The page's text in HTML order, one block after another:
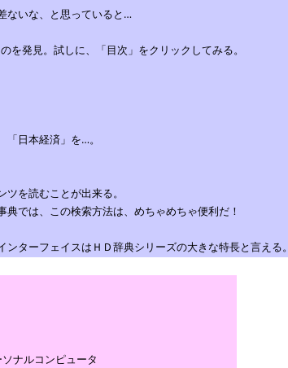
ないな、と思っていると…
発見。試しに、「目次」をクリックしてみる。
日本経済」を…。
を読むことが出来る。
では、この検索方法は、めちゃめちゃ便利だ！
ターフェイスはＨＤ辞典シリーズの大きな特長と言える。
ナルコンピュータ